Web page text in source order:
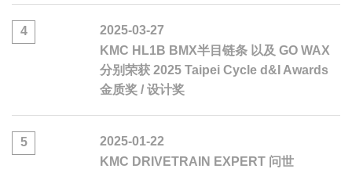
4
2025-03-27
KMC HL1B BMX半目链条 以及 GO WAX
分别荣获 2025 Taipei Cycle d&I Awards
金质奖 / 设计奖
5
2025-01-22
KMC DRIVETRAIN EXPERT 问世